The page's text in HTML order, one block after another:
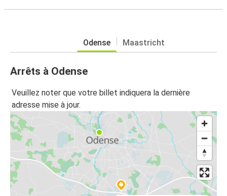
Odense Maastricht
Arrêts à Odense
Veuillez noter que votre billet indiquera la dernière
adresse mise à jour.